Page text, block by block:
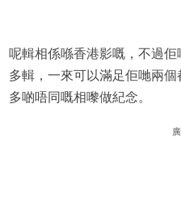
呢輯相係喺香港影嘅，不過
多輯，一來可以滿足佢哋兩
多啲唔同嘅相嚟做紀念。